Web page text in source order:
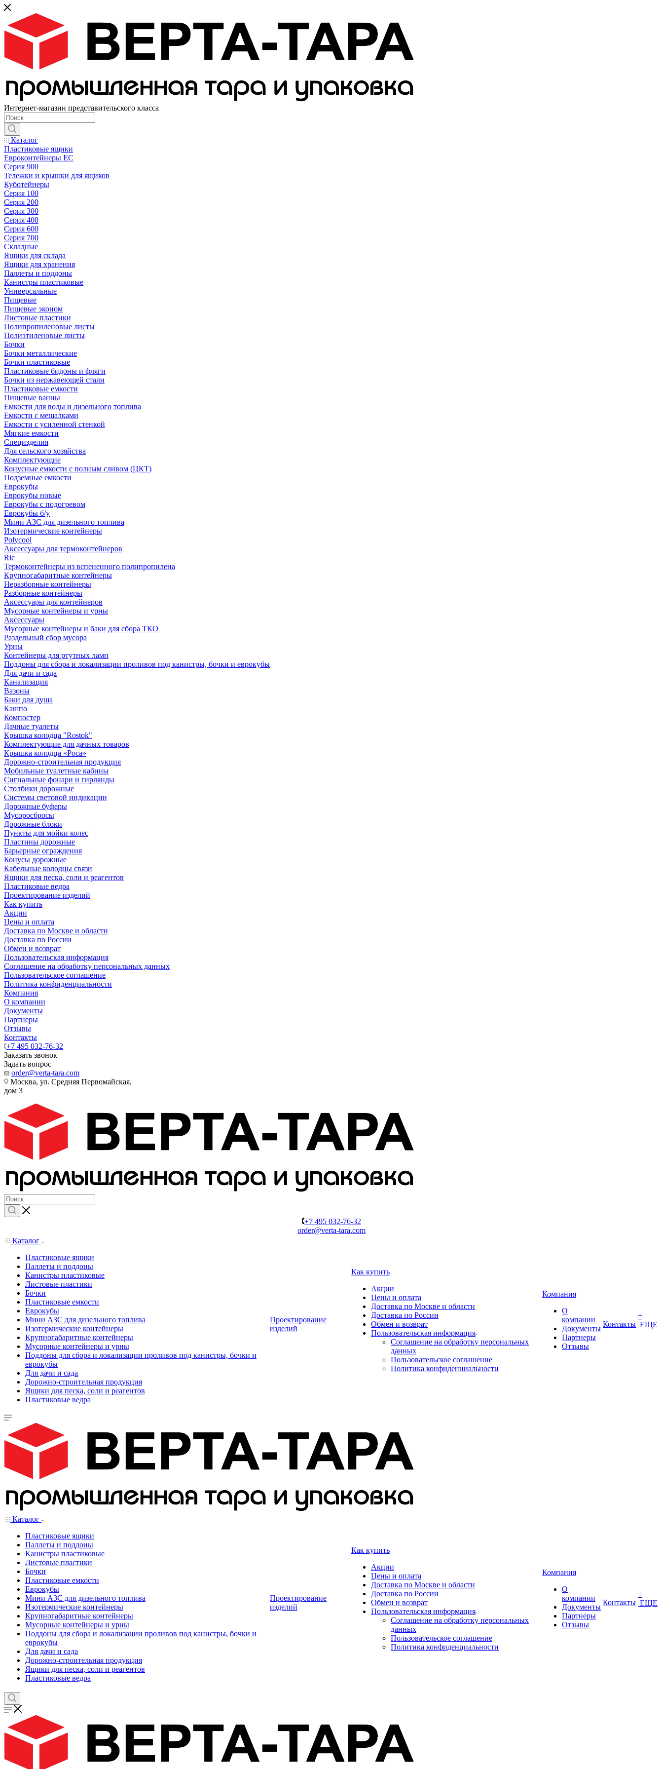
Интернет-магазин представительского класса
Каталог
Пластиковые ящики
Евроконтейнеры ЕС
Серия 900
Тележки и крышки для ящиков
Куботейнеры
Серия 100
Серия 200
Серия 300
Серия 400
Серия 600
Серия 700
Складные
Ящики для склада
Ящики для хранения
Паллеты и поддоны
Канистры пластиковые
Универсальные
Пищевые
Пищевые эконом
Листовые пластики
Полипропиленовые листы
Полиэтиленовые листы
Бочки
Бочки металлические
Бочки пластиковые
Пластиковые бидоны и фляги
Бочки из нержавеющей стали
Пластиковые емкости
Пищевые ванны
Емкости для воды и дизельного топлива
Емкости с мешалками
Емкости с усиленной стенкой
Мягкие емкости
Специзделия
Для сельского хозяйства
Комплектующие
Конусные емкости с полным сливом (ЦКТ)
Подземные емкости
Еврокубы
Еврокубы новые
Еврокубы с подогревом
Еврокубы б/у
Мини АЗС для дизельного топлива
Изотермические контейнеры
Polycool
Аксессуары для термоконтейнеров
Ric
Термоконтейнеры из вспененного полипропилена
Крупногабаритные контейнеры
Неразборные контейнеры
Разборные контейнеры
Аксессуары для контейнеров
Мусорные контейнеры и урны
Аксессуары
Мусорные контейнеры и баки для сбора ТКО
Раздельный сбор мусора
Урны
Контейнеры для ртутных ламп
Поддоны для сбора и локализации проливов под канистры, бочки и еврокубы
Для дачи и сада
Канализация
Вазоны
Баки для душа
Кашпо
Компостер
Дачные туалеты
Крышка колодца "Rostok"
Комплектующие для дачных товаров
Крышка колодца «Роса»
Дорожно-строительная продукция
Мобильные туалетные кабины
Сигнальные фонари и гирлянды
Столбики дорожные
Системы световой индикации
Дорожные буферы
Мусоросбросы
Дорожные блоки
Пункты для мойки колес
Пластины дорожные
Барьерные ограждения
Конусы дорожные
Кабельные колодцы связи
Ящики для песка, соли и реагентов
Пластиковые ведра
Проектирование изделий
Как купить
Акции
Цены и оплата
Доставка по Москве и области
Доставка по России
Обмен и возврат
Пользовательская информация
Соглашение на обработку персональных данных
Пользовательское соглашение
Политика конфиденциальности
Компания
О компании
Документы
Партнеры
Отзывы
Контакты
+7 495 032-76-32
Заказать звонок
Задать вопрос
order@verta-tara.com
Москва, ул. Средняя Первомайская,
дом 3
+7 495 032-76-32
order@verta-tara.com
Каталог
Пластиковые ящики
Паллеты и поддоны
Канистры пластиковые
Листовые пластики
Бочки
Пластиковые емкости
Еврокубы
Мини АЗС для дизельного топлива
Изотермические контейнеры
Крупногабаритные контейнеры
Мусорные контейнеры и урны
Поддоны для сбора и локализации проливов под канистры, бочки и
еврокубы
Для дачи и сада
Дорожно-строительная продукция
Ящики для песка, соли и реагентов
Пластиковые ведра
Проектирование
изделий
Как купить
Акции
Цены и оплата
Доставка по Москве и области
Доставка по России
Обмен и возврат
Пользовательская информация
Соглашение на обработку персональных
данных
Пользовательское соглашение
Политика конфиденциальности
Компания
О
компании
Документы
Партнеры
Отзывы
Контакты
+
ЕЩЕ
Каталог
Пластиковые ящики
Паллеты и поддоны
Канистры пластиковые
Листовые пластики
Бочки
Пластиковые емкости
Еврокубы
Мини АЗС для дизельного топлива
Изотермические контейнеры
Крупногабаритные контейнеры
Мусорные контейнеры и урны
Поддоны для сбора и локализации проливов под канистры, бочки и
еврокубы
Для дачи и сада
Дорожно-строительная продукция
Ящики для песка, соли и реагентов
Пластиковые ведра
Проектирование
изделий
Как купить
Акции
Цены и оплата
Доставка по Москве и области
Доставка по России
Обмен и возврат
Пользовательская информация
Соглашение на обработку персональных
данных
Пользовательское соглашение
Политика конфиденциальности
Компания
О
компании
Документы
Партнеры
Отзывы
Контакты
+
ЕЩЕ